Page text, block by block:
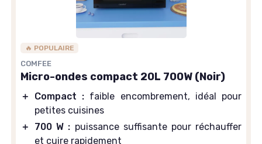
🔥 POPULAIRE
COMFEE
Micro-ondes compact 20L 700W (Noir)
＋ Compact : faible encombrement, idéal pour
petites cuisines
＋
700 W : puissance suffisante pour réchauffer
et cuire rapidement